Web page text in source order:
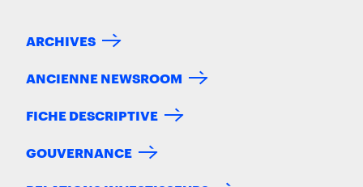
ARCHIVES
ANCIENNE NEWSROOM
FICHE DESCRIPTIVE
GOUVERNANCE